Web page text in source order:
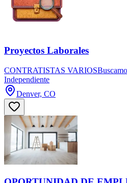
Proyectos Laborales
CONTRATISTAS
Independiente
Denver, CO